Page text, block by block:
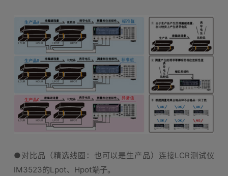
●对比品（精选线圈：也可以是生产品）连接LCR测试仪
IM3523的Lpot、Hpot端子。